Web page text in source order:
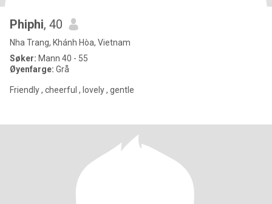
Phiphi, 40
Nha Trang, Khánh Hòa, Vietnam
Søker: Mann 40 - 55
Øyenfarge: Grå
Friendly , cheerful , lovely , gentle​​